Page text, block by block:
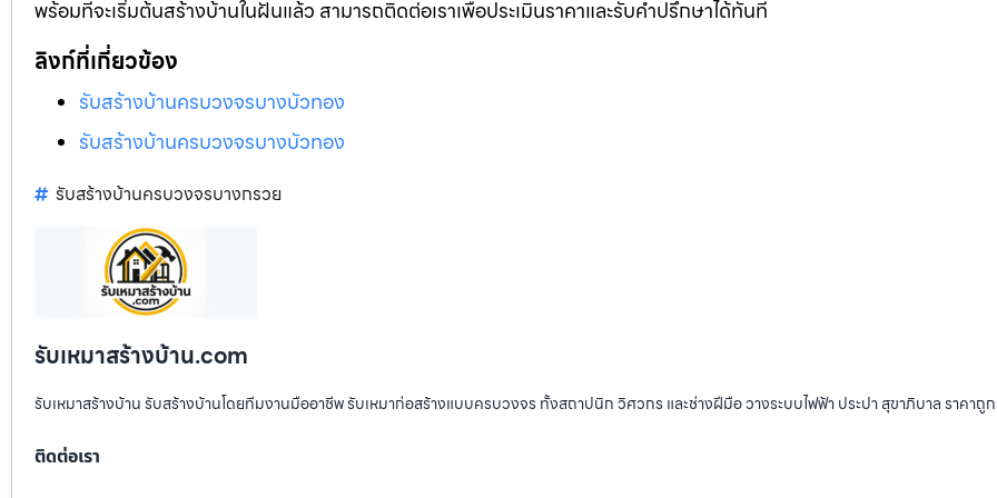
พร้อมที่จะเริ่มต้นสร้างบ้านในฝันแล้ว สามารถติดต่อเราเพื่อประเมินราคาและรับคำปรึกษาได้ทันที
ลิงก์ที่เกี่ยวข้อง
รับสร้างบ้านครบวงจรบางบัวทอง
รับสร้างบ้านครบวงจรบางบัวทอง
รับสร้างบ้านครบวงจรบางกรวย
รับเหมาสร้างบ้าน.com
รับเหมาสร้างบ้าน รับสร้างบ้านโดยทีมงานมืออาชีพ รับเหมาก่อสร้างแบบครบวงจร ทั้งสถาปนิก วิศวกร และช่างฝีมือ วางระบบไฟฟ้า ประปา สุขาภิบาล ราคาถู
ติดต่อเรา